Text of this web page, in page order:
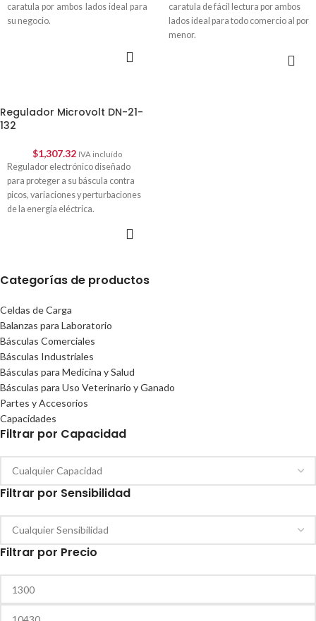
caratula por ambos lados ideal para
su negocio.
caratula de fácil lectura por ambos
lados ideal para todo comercio al por
menor.
Regulador Microvolt DN-21-
132
$1,307.32 IVA incluído
Regulador electrónico diseñado
para proteger a su báscula contra
picos, variaciones y perturbaciones
de la energía eléctrica.
Categorías de productos
Celdas de Carga
Balanzas para Laboratorio
Básculas Comerciales
Básculas Industriales
Básculas para Medicina y Salud
Básculas para Uso Veterinario y Ganado
Partes y Accesorios
Capacidades
Filtrar por Capacidad
Filtrar por Sensibilidad
Filtrar por Precio